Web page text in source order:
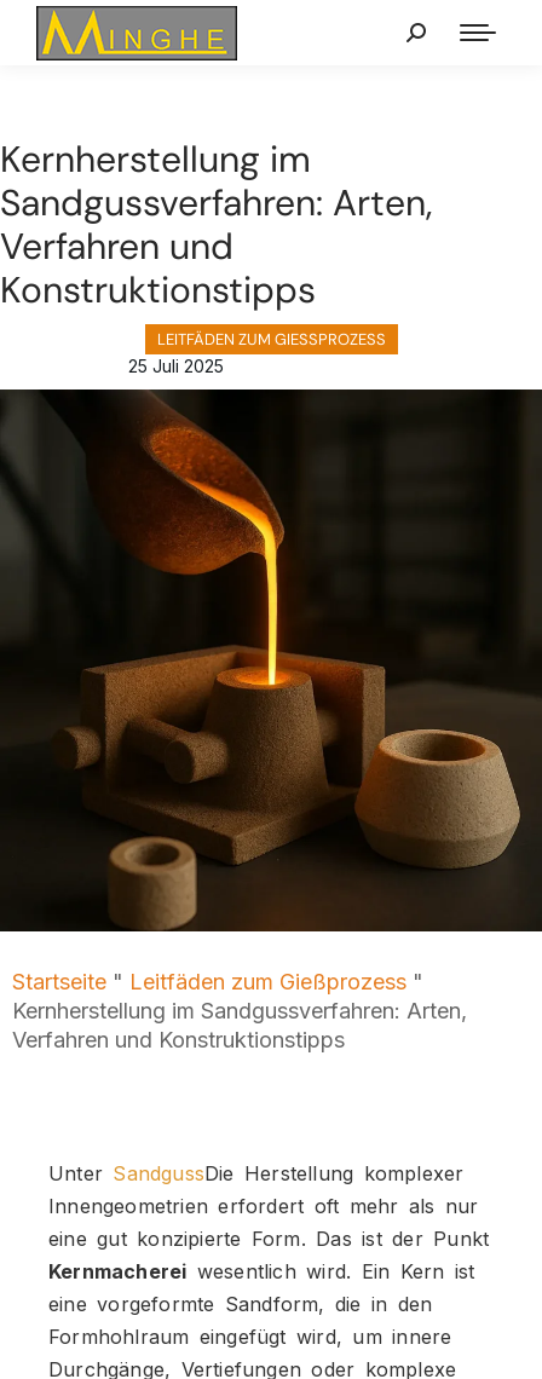
Kernherstellung im
Sandgussverfahren: Arten,
Verfahren und
Konstruktionstipps
25 Juli 2025
LEITFÄDEN ZUM GIESSPROZESS
Startseite " Leitfäden zum Gießprozess "
Kernherstellung im Sandgussverfahren: Arten,
Verfahren und Konstruktionstipps
Unter SandgussDie Herstellung komplexer
Innengeometrien erfordert oft mehr als nur
eine gut konzipierte Form. Das ist der Punkt
Kernmacherei wesentlich wird. Ein Kern ist
eine vorgeformte Sandform, die in den
Formhohlraum eingefügt wird, um innere
Durchgänge, Vertiefungen oder komplexe